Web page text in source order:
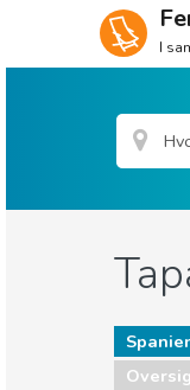
I